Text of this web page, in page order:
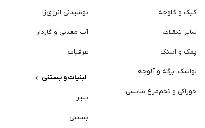
کیک و کلوچه
سایر تنقلات
پفک و اسنک
لواشک، برگه و آلوچه
خوراکی و تخم‌مرغ شانسی
نوشیدنی انرژی‌زا
آب‌ معدنی و گازدار
عرقیات
لبنیات و بستنی
پنیر
بستنی